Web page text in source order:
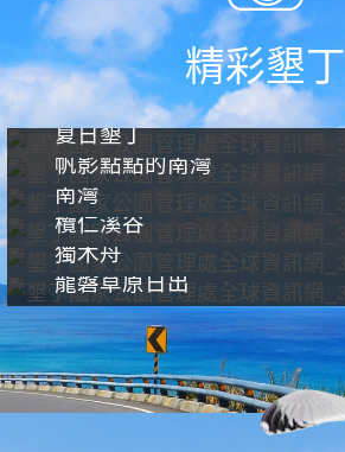
精彩墾丁
夏日墾丁
帆影點點的南灣
南灣
欖仁溪谷
獨木舟
龍磐草原日出